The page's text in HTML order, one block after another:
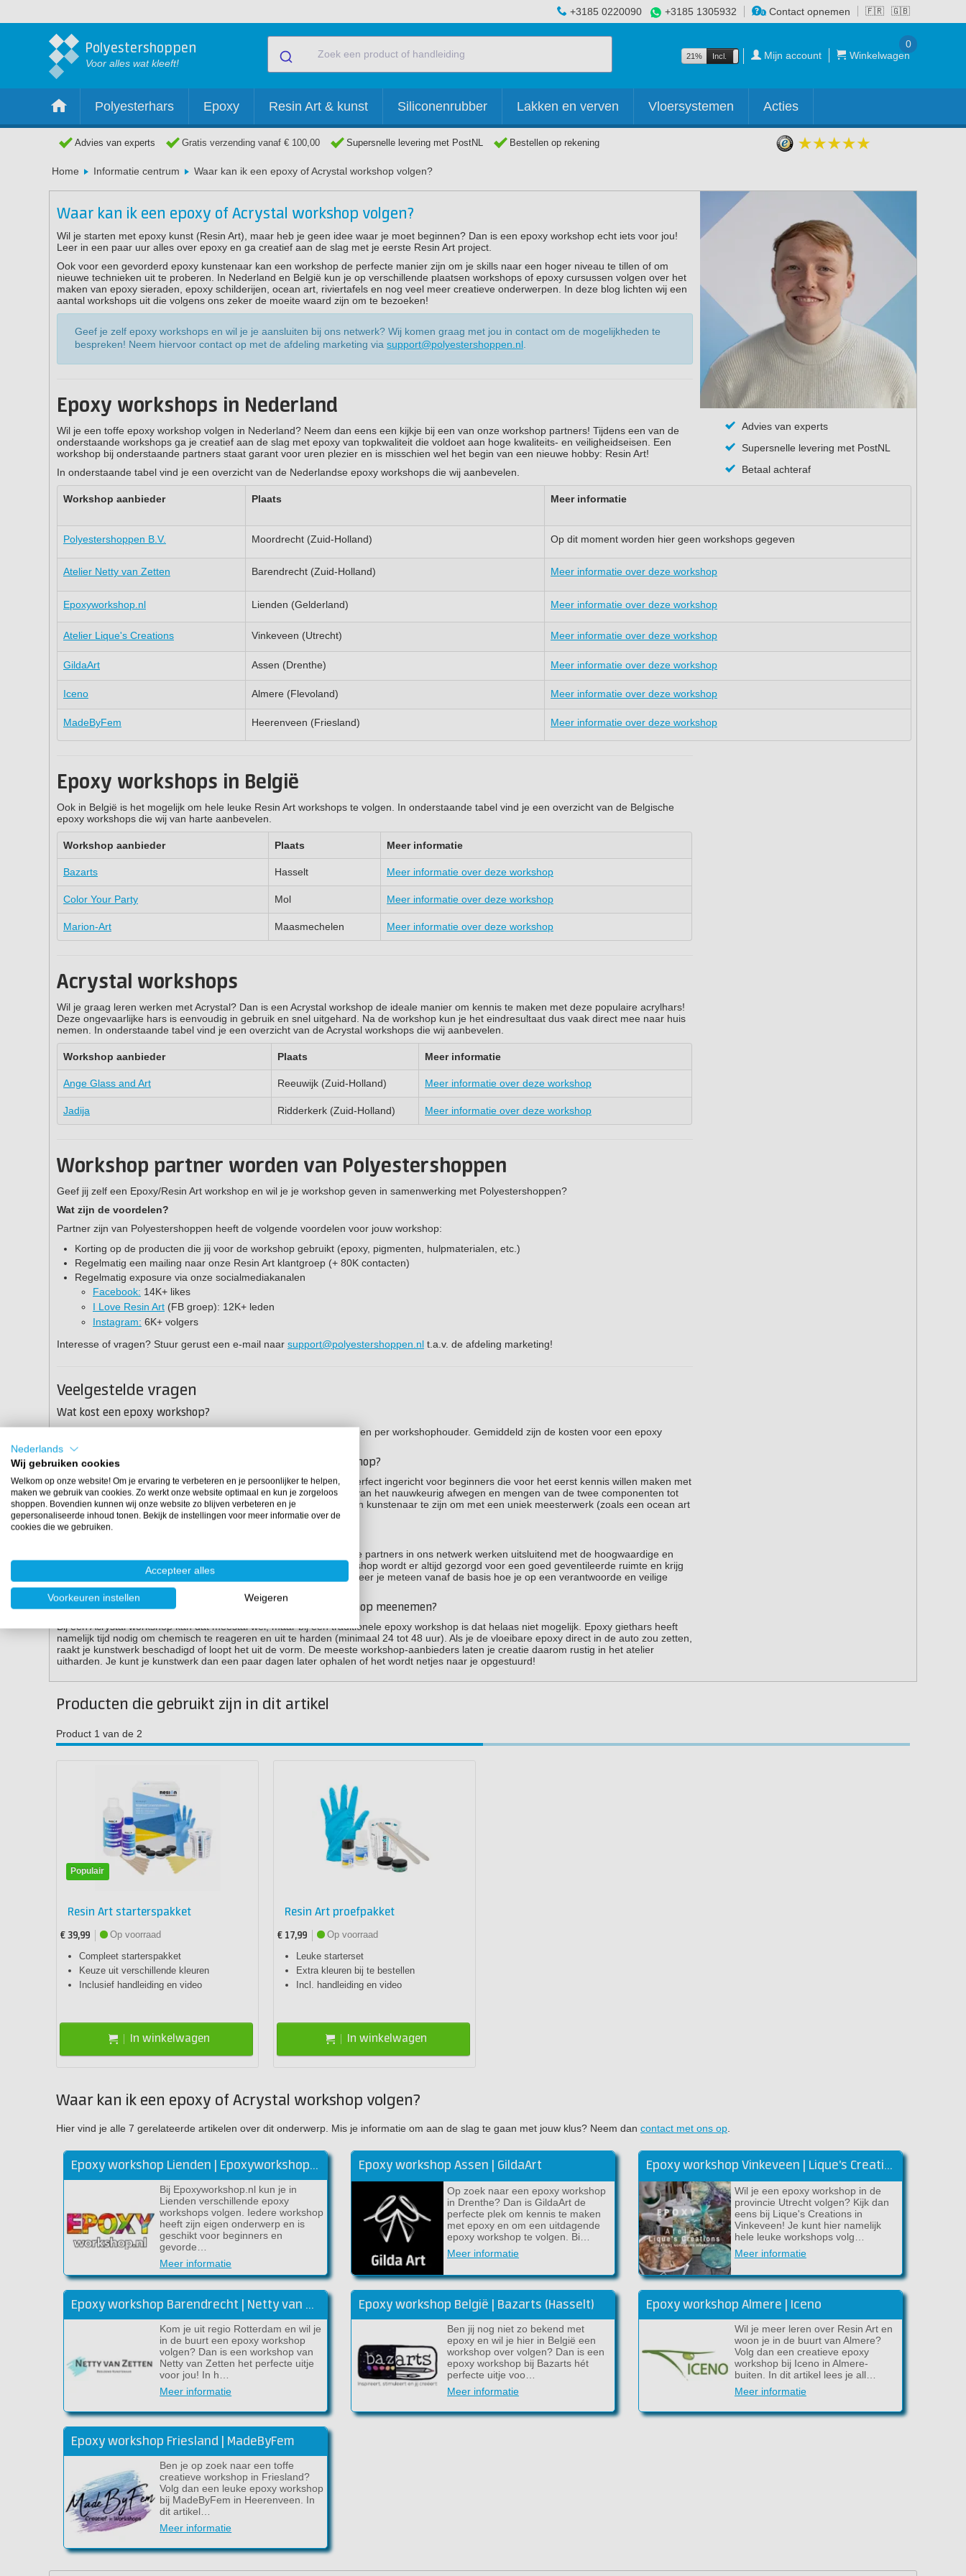
🇫🇷 🇬🇧
+3185 0220090 +3185 1305932 Contact opnemen
Polyestershoppen
Voor alles wat kleeft!
21% Incl. Excl. Mijn account Winkelwagen
0
Polyesterhars Epoxy Resin Art & kunst Siliconenrubber Lakken en verven Vloersystemen Acties
Advies van experts Gratis verzending vanaf € 100,00 Supersnelle levering met PostNL Bestellen op rekening
Home Informatie centrum Waar kan ik een epoxy of Acrystal workshop volgen?
Waar kan ik een epoxy of Acrystal workshop volgen?
Wil je starten met epoxy kunst (Resin Art), maar heb je geen idee waar je moet beginnen? Dan is een epoxy workshop echt iets voor jou!
Leer in een paar uur alles over epoxy en ga creatief aan de slag met je eerste Resin Art project.
Ook voor een gevorderd epoxy kunstenaar kan een workshop de perfecte manier zijn om je skills naar een hoger niveau te tillen of om
nieuwe technieken uit te proberen. In Nederland en België kun je op verschillende plaatsen workshops of epoxy cursussen volgen over het
maken van epoxy sieraden, epoxy schilderijen, ocean art, riviertafels en nog veel meer creatieve onderwerpen. In deze blog lichten wij een
aantal workshops uit die volgens ons zeker de moeite waard zijn om te bezoeken!
Geef je zelf epoxy workshops en wil je je aansluiten bij ons netwerk? Wij komen graag met jou in contact om de mogelijkheden te
bespreken! Neem hiervoor contact op met de afdeling marketing via support@polyestershoppen.nl
Epoxy workshops in Nederland
Wil je een toffe epoxy workshop volgen in Nederland? Neem dan eens een kijkje bij een van onze workshop partners! Tijdens een van de
onderstaande workshops ga je creatief aan de slag met epoxy van topkwaliteit die voldoet aan hoge kwaliteits- en veiligheidseisen. Een
workshop bij onderstaande partners staat garant voor uren plezier en is misschien wel het begin van een nieuwe hobby: Resin Art!
In onderstaande tabel vind je een overzicht van de Nederlandse epoxy workshops die wij aanbevelen.
Workshop aanbieder Plaats Meer informatie
Polyestershoppen B.V. Moordrecht (Zuid-Holland) Op dit moment worden hier geen workshops gegeven
Atelier Netty van Zetten Barendrecht (Zuid-Holland) Meer informatie over deze workshop
Epoxyworkshop.nl Lienden (Gelderland) Meer informatie over deze workshop
Atelier Lique's Creations Vinkeveen (Utrecht) Meer informatie over deze workshop
GildaArt Assen (Drenthe) Meer informatie over deze workshop
Iceno Almere (Flevoland) Meer informatie over deze workshop
MadeByFem Heerenveen (Friesland) Meer informatie over deze workshop
Epoxy workshops in België
Ook in België is het mogelijk om hele leuke Resin Art workshops te volgen. In onderstaande tabel vind je een overzicht van de Belgische
epoxy workshops die wij van harte aanbevelen.
Workshop aanbieder Plaats Meer informatie
Bazarts Hasselt Meer informatie over deze workshop
Color Your Party Mol Meer informatie over deze workshop
Marion-Art Maasmechelen Meer informatie over deze workshop
Acrystal workshops
Wil je graag leren werken met Acrystal? Dan is een Acrystal workshop de ideale manier om kennis te maken met deze populaire acrylhars!
Deze ongevaarlijke hars is eenvoudig in gebruik en snel uitgehard. Na de workshop kun je het eindresultaat dus vaak direct mee naar huis
nemen. In onderstaande tabel vind je een overzicht van de Acrystal workshops die wij aanbevelen.
Workshop aanbieder Plaats Meer informatie
Ange Glass and Art Reeuwijk (Zuid-Holland) Meer informatie over deze workshop
Jadija Ridderkerk (Zuid-Holland) Meer informatie over deze workshop
Workshop partner worden van Polyestershoppen
Geef jij zelf een Epoxy/Resin Art workshop en wil je je workshop geven in samenwerking met Polyestershoppen?
Wat zijn de voordelen?
Partner zijn van Polyestershoppen heeft de volgende voordelen voor jouw workshop:
Korting op de producten die jij voor de workshop gebruikt (epoxy, pigmenten, hulpmaterialen, etc.)
Regelmatig een mailing naar onze Resin Art klantgroep (+ 80K contacten)
Regelmatig exposure via onze socialmediakanalen
Facebook: 14K+ likes
I Love Resin Art (FB groep): 12K+ leden
Instagram: 6K+ volgers
Interesse of vragen? Stuur gerust een e-mail naar support@polyestershoppen.nl t.a.v. de afdeling marketing!
Veelgestelde vragen
Wat kost een epoxy workshop?
De prijzen van een epoxy workshop verschillen per type workshop en per workshophouder. Gemiddeld zijn de kosten voor een epoxy
workshop tussen de €40 en €100.
Heb ik ervaring nodig om deel te nemen aan een epoxy workshop?
Absoluut niet! De meeste workshops van onze partners zijn juist perfect ingericht voor beginners die voor het eerst kennis willen maken met
Resin Art. De ervaren docenten leggen je stap voor stap alles uit: van het nauwkeurig afwegen en mengen van de twee componenten tot
het toevoegen van prachtige pigmenten. Je hoeft dus geen ervaren kunstenaar te zijn om met een uniek meesterwerk (zoals een ocean art
schilderij of epoxy sieraden) naar huis te gaan!
Is het volgen van een epoxy cursus of workshop wel veilig?
Veiligheid staat bij ons én onze workshop-partners altijd voorop. De partners in ons netwerk werken uitsluitend met de hoogwaardige en
gecertificeerde epoxyhars van Polyestershoppen. Tijdens de workshop wordt er altijd gezorgd voor een goed geventileerde ruimte en krijg
je de juiste beschermingsmiddelen, zoals nitril handschoenen. Zo leer je meteen vanaf de basis hoe je op een verantwoorde en veilige
manier met epoxy aan de slag gaat.
Kan ik mijn gemaakte Resin Art kunstwerk direct na de workshop meenemen?
Bij een Acrystal workshop kan dat meestal wel, maar bij een traditionele epoxy workshop is dat helaas niet mogelijk. Epoxy giethars heeft
namelijk tijd nodig om chemisch te reageren en uit te harden (minimaal 24 tot 48 uur). Als je de vloeibare epoxy direct in de auto zou zetten,
raakt je kunstwerk beschadigd of loopt het uit de vorm. De meeste workshop-aanbieders laten je creatie daarom rustig in het atelier
uitharden. Je kunt je kunstwerk dan een paar dagen later ophalen of het wordt netjes naar je opgestuurd!
Advies van experts
Supersnelle levering met PostNL
Betaal achteraf
Producten die gebruikt zijn in dit artikel
Product 1 van de 2
Populair
Resin Art starterspakket
€ 39,99
Op voorraad
Compleet starterspakket
Keuze uit verschillende kleuren
Inclusief handleiding en video
In winkelwagen
Resin Art proefpakket
€ 17,99
Op voorraad
Leuke starterset
Extra kleuren bij te bestellen
Incl. handleiding en video
In winkelwagen
Waar kan ik een epoxy of Acrystal workshop volgen?
Hier vind je alle 7 gerelateerde artikelen over dit onderwerp. Mis je informatie om aan de slag te gaan met jouw klus? Neem dan contact met ons op
Epoxy workshop Lienden | Epoxyworkshop.nl
Bij Epoxyworkshop.nl kun je in
Lienden verschillende epoxy
workshops volgen. Iedere workshop
heeft zijn eigen onderwerp en is
geschikt voor beginners en
gevorde…
Meer informatie
Epoxy workshop Assen | GildaArt
Op zoek naar een epoxy workshop
in Drenthe? Dan is GildaArt de
perfecte plek om kennis te maken
met epoxy en om een uitdagende
epoxy workshop te volgen. Bi…
Meer informatie
Epoxy workshop Vinkeveen | Lique's Creations
Wil je een epoxy workshop in de
provincie Utrecht volgen? Kijk dan
eens bij Lique's Creations in
Vinkeveen! Je kunt hier namelijk
hele leuke workshops volg…
Meer informatie
Epoxy workshop Barendrecht | Netty van Zetten
Kom je uit regio Rotterdam en wil je
in de buurt een epoxy workshop
volgen? Dan is een workshop van
Netty van Zetten het perfecte uitje
voor jou! In h…
Meer informatie
Epoxy workshop België | Bazarts (Hasselt)
Ben jij nog niet zo bekend met
epoxy en wil je hier in België een
workshop over volgen? Dan is een
epoxy workshop bij Bazarts hét
perfecte uitje voo…
Meer informatie
Epoxy workshop Almere | Iceno
Wil je meer leren over Resin Art en
woon je in de buurt van Almere?
Volg dan een creatieve epoxy
workshop bij Iceno in Almere-
buiten. In dit artikel lees je all…
Meer informatie
Epoxy workshop Friesland | MadeByFem
Ben je op zoek naar een toffe
creatieve workshop in Friesland?
Volg dan een leuke epoxy workshop
bij MadeByFem in Heerenveen. In
dit artikel…
Meer informatie
Nederlands
Wij gebruiken cookies
Welkom op onze website! Om je ervaring te verbeteren en je persoonlijker te helpen,
maken we gebruik van cookies. Zo werkt onze website optimaal en kun je zorgeloos
shoppen. Bovendien kunnen wij onze website zo blijven verbeteren en je
gepersonaliseerde inhoud tonen. Bekijk de instellingen voor meer informatie over de
cookies die we gebruiken.
Accepteer alles
Voorkeuren instellen Weigeren